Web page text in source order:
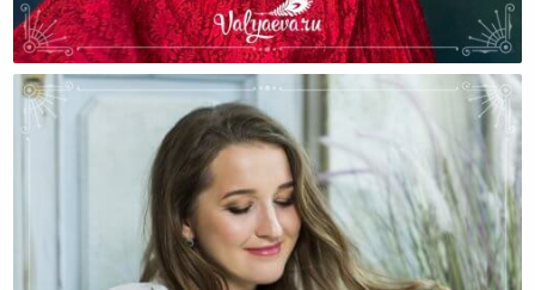
Женская Зрелость И Кризисы Развития
Женственности (Часть Первая)